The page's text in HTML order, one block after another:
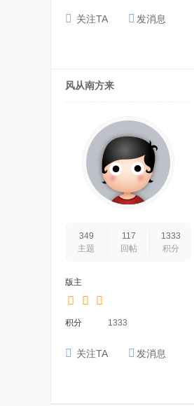
关注TA 发消息
风从南方来
349
主题
117
回帖
1333
积分
版主
积分 1333
关注TA 发消息